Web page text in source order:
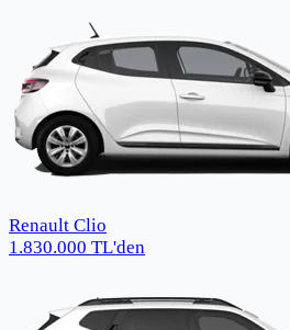
Renault Clio
1.830.000 TL'den